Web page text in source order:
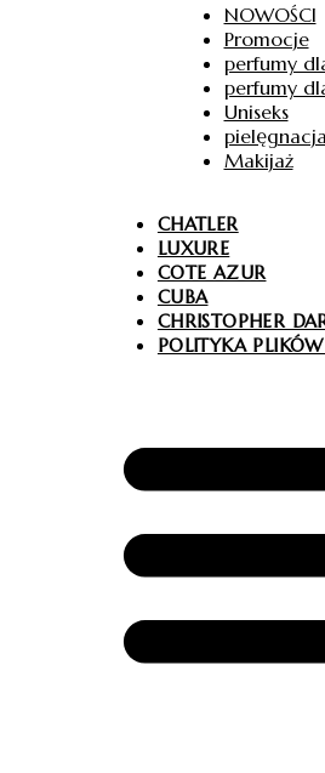
NOWOŚCI
Promocje
perfumy
perfumy
Uniseks
pielęgnacja
Makijaż
CHATLER
LUXURE
COTE AZUR
CUBA
CHRISTOPHER
POLITYKA